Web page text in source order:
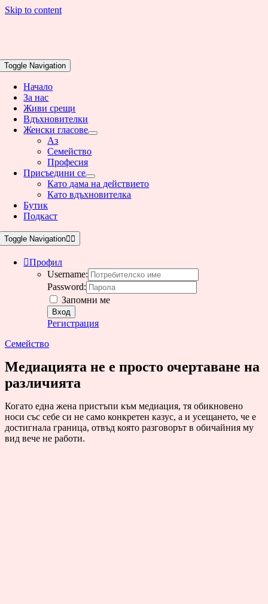
Skip to content
Toggle Navigation
Начало
За нас
Живи срещи
Вдъхновителки
Женски гласове
Аз
Семейство
Професия
Присъедини се
Като дама на действието
Като вдъхновителка
Бутик
Подкаст
Toggle Navigation
Профил
Username:
Password:
Запомни ме
Регистрация
Семейство
Медиацията не е просто очертаване на
различията
Когато една жена пристъпи към медиация, тя обикновено
носи със себе си не само конкретен казус, а и усещането, че е
достигнала граница, отвъд която разговорът в обичайния му
вид вече не работи.